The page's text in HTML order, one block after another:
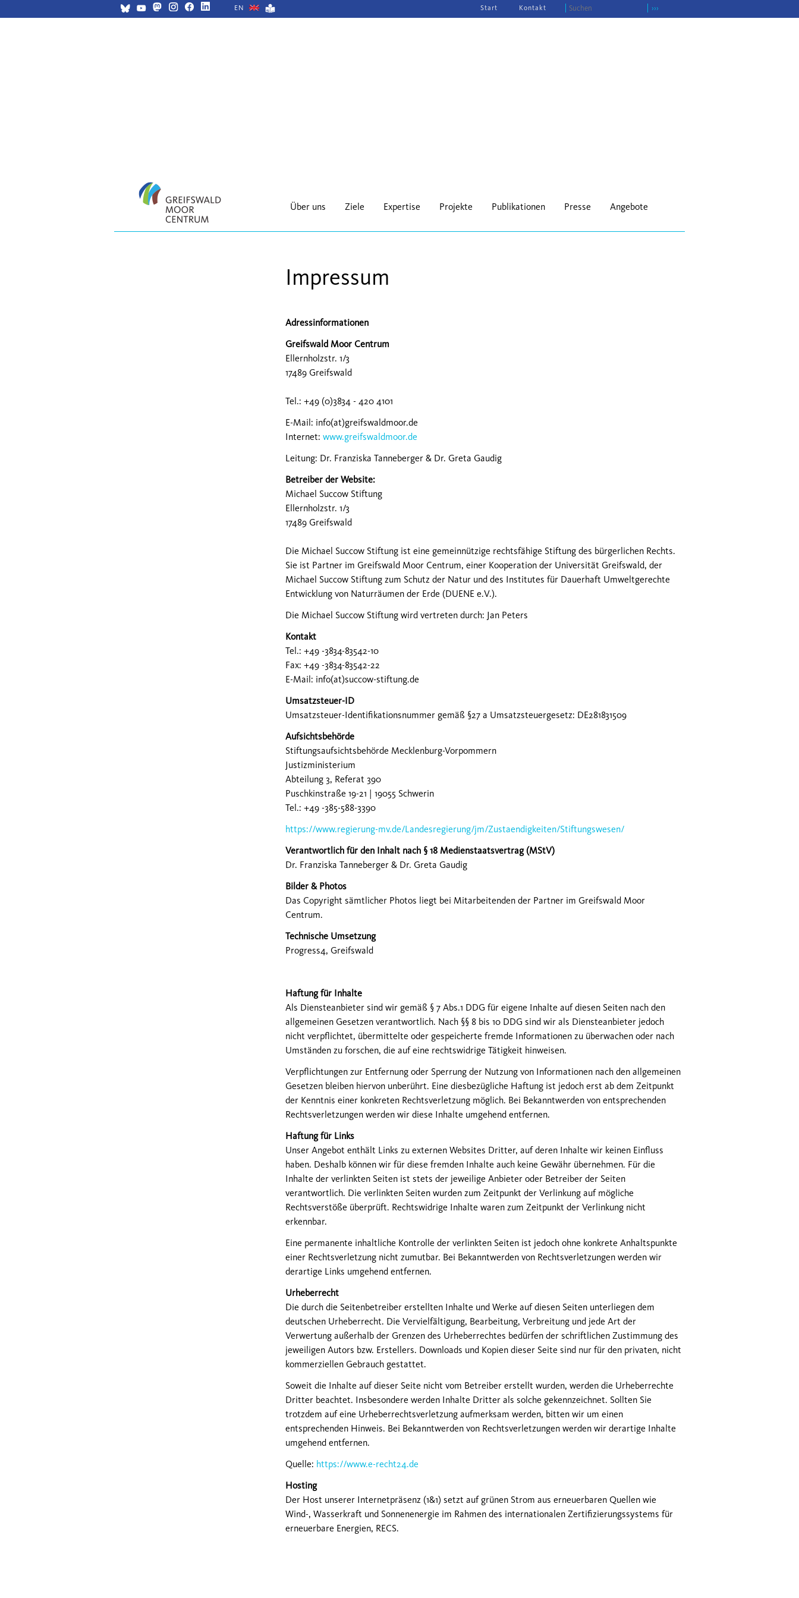
EN ›››
Navigation
überspringen
Start Kontakt
Navigation
überspringen
Über uns Ziele Expertise Projekte Publikationen Presse Angebote
Impressum
Adressinformationen
Greifswald Moor Centrum
Ellernholzstr. 1/3
17489 Greifswald
Tel.: +49 (0)3834 - 420 4101
E-Mail: info(at)greifswaldmoor.de
Internet: www.greifswaldmoor.de
Leitung: Dr. Franziska Tanneberger & Dr. Greta Gaudig
Betreiber der Website:
Michael Succow Stiftung
Ellernholzstr. 1/3
17489 Greifswald
Die Michael Succow Stiftung ist eine gemeinnützige rechtsfähige Stiftung des bürgerlichen Rechts.
Sie ist Partner im Greifswald Moor Centrum, einer Kooperation der Universität Greifswald, der
Michael Succow Stiftung zum Schutz der Natur und des Institutes für Dauerhaft Umweltgerechte
Entwicklung von Naturräumen der Erde (DUENE e.V.).
Die Michael Succow Stiftung wird vertreten durch: Jan Peters
Kontakt
Tel.: +49 -3834-83542-10
Fax: +49 -3834-83542-22
E-Mail: info(at)succow-stiftung.de
Umsatzsteuer-ID
Umsatzsteuer-Identifikationsnummer gemäß §27 a Umsatzsteuergesetz: DE281831509
Aufsichtsbehörde
Stiftungsaufsichtsbehörde Mecklenburg-Vorpommern
Justizministerium
Abteilung 3, Referat 390
Puschkinstraße 19-21 | 19055 Schwerin
Tel.: +49 -385-588-3390
https://www.regierung-mv.de/Landesregierung/jm/Zustaendigkeiten/Stiftungswesen/
Verantwortlich für den Inhalt nach § 18 Medienstaatsvertrag (MStV)
Dr. Franziska Tanneberger & Dr. Greta Gaudig
Bilder & Photos
Das Copyright sämtlicher Photos liegt bei Mitarbeitenden der Partner im Greifswald Moor
Centrum.
Technische Umsetzung
Progress4, Greifswald
Haftung für Inhalte
Als Diensteanbieter sind wir gemäß § 7 Abs.1 DDG für eigene Inhalte auf diesen Seiten nach den
allgemeinen Gesetzen verantwortlich. Nach §§ 8 bis 10 DDG sind wir als Diensteanbieter jedoch
nicht verpflichtet, übermittelte oder gespeicherte fremde Informationen zu überwachen oder nach
Umständen zu forschen, die auf eine rechtswidrige Tätigkeit hinweisen.
Verpflichtungen zur Entfernung oder Sperrung der Nutzung von Informationen nach den allgemeinen
Gesetzen bleiben hiervon unberührt. Eine diesbezügliche Haftung ist jedoch erst ab dem Zeitpunkt
der Kenntnis einer konkreten Rechtsverletzung möglich. Bei Bekanntwerden von entsprechenden
Rechtsverletzungen werden wir diese Inhalte umgehend entfernen.
Haftung für Links
Unser Angebot enthält Links zu externen Websites Dritter, auf deren Inhalte wir keinen Einfluss
haben. Deshalb können wir für diese fremden Inhalte auch keine Gewähr übernehmen. Für die
Inhalte der verlinkten Seiten ist stets der jeweilige Anbieter oder Betreiber der Seiten
verantwortlich. Die verlinkten Seiten wurden zum Zeitpunkt der Verlinkung auf mögliche
Rechtsverstöße überprüft. Rechtswidrige Inhalte waren zum Zeitpunkt der Verlinkung nicht
erkennbar.
Eine permanente inhaltliche Kontrolle der verlinkten Seiten ist jedoch ohne konkrete Anhaltspunkte
einer Rechtsverletzung nicht zumutbar. Bei Bekanntwerden von Rechtsverletzungen werden wir
derartige Links umgehend entfernen.
Urheberrecht
Die durch die Seitenbetreiber erstellten Inhalte und Werke auf diesen Seiten unterliegen dem
deutschen Urheberrecht. Die Vervielfältigung, Bearbeitung, Verbreitung und jede Art der
Verwertung außerhalb der Grenzen des Urheberrechtes bedürfen der schriftlichen Zustimmung des
jeweiligen Autors bzw. Erstellers. Downloads und Kopien dieser Seite sind nur für den privaten, nicht
kommerziellen Gebrauch gestattet.
Soweit die Inhalte auf dieser Seite nicht vom Betreiber erstellt wurden, werden die Urheberrechte
Dritter beachtet. Insbesondere werden Inhalte Dritter als solche gekennzeichnet. Sollten Sie
trotzdem auf eine Urheberrechtsverletzung aufmerksam werden, bitten wir um einen
entsprechenden Hinweis. Bei Bekanntwerden von Rechtsverletzungen werden wir derartige Inhalte
umgehend entfernen.
Quelle: https://www.e-recht24.de
Hosting
Der Host unserer Internetpräsenz (1&1) setzt auf grünen Strom aus erneuerbaren Quellen wie
Wind-, Wasserkraft und Sonnenenergie im Rahmen des internationalen Zertifizierungssystems für
erneuerbare Energien, RECS.